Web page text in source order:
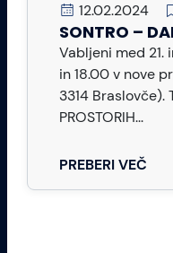
12.02.2024
SONTRO –
Vabljeni med 21.
in 18.00 v nove
3314 Braslovče).
PROSTORIH...
PREBERI VEČ